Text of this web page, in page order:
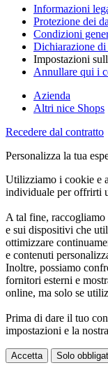
Informazioni
Protezione dei
Condizioni
Dichiarazione di
Impostazioni
Annullare qui i
Azienda
Altri nice Shops
Recedere dal contratto
Personalizza la tua
Utilizziamo i cookie e
individuale per offrirti
A tal fine,
e sui dispositivi che
ottimizzare
e contenuti
Inoltre, possiamo
fornitori esterni e
online, ma solo se
Prima di dare il tuo
impostazioni e la nostra
Accetta Solo